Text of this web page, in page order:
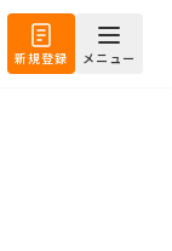
新規登録 メニュー